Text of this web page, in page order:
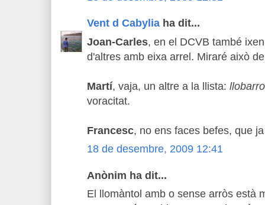
Vent d Cabylia ha dit...
Joan-Carles, en el DCVB també
d'altres amb eixa arrel. Miraré això
Martí, vaja, un altre a la llista: llobarro
voracitat.
Francesc, no ens faces befes, que
18 de desembre, 2009 12:41
Anònim ha dit...
El llomàntol amb o sense arròs està